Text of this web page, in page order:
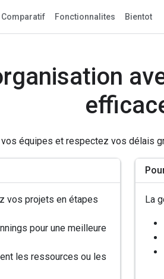
Comparatif Fonctionnalites Bientot
équipes et respectez vos délais
vos projets en étapes
pour une meilleure
les ressources ou les
La